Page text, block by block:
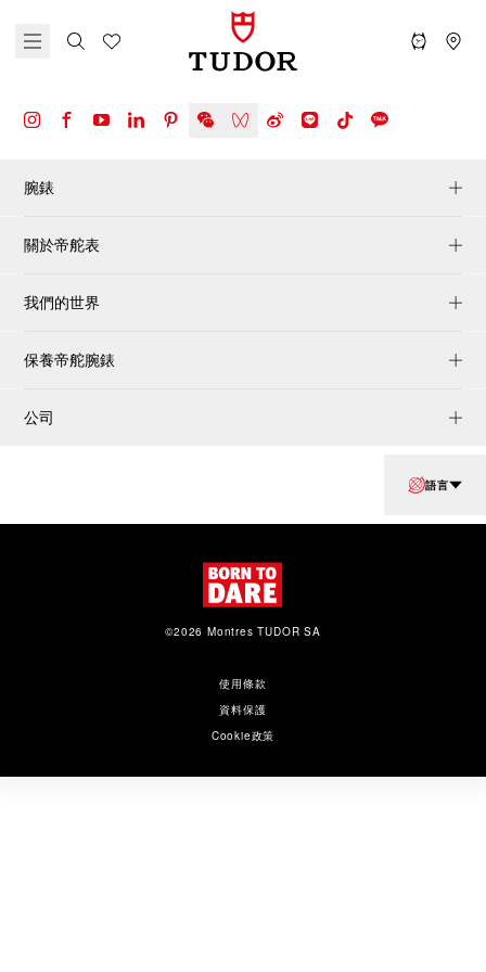
腕錶
關於帝舵表
我們的世界
保養帝舵腕錶
公司
語言
使用條款
資料保護
Cookie政策
©2026 Montres TUDOR SA